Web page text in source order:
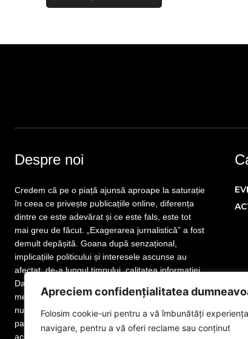
Apreciem confidențialitatea
Folosim cookie-uri pentru a vă îmbunătăți
navigare, pentru a vă oferi reclame sau conținut
Despre noi
Credem că pe o piață ajunsă aproape la saturație
în ceea ce privește publicațiile online, diferența
dintre ce este adevărat și ce este fals, este tot
mai greu de făcut. „Exagerarea jurnalistică” a fost
demult depășită. Goana după senzațional,
implicațiile politicului și interesele ascunse au
afectat, de-a lungul timpului, calitatea informației.
Dar nu este totul pierdut! Mai sunt publicații care
merită atenția cititorului. Mai sunt jurnaliști care
nu și-au uitat menirea. Mai sunt redactori
pasionați de meseria lor, iar noi facem parte din
această categorie. www.eGorj.ro vă aduce